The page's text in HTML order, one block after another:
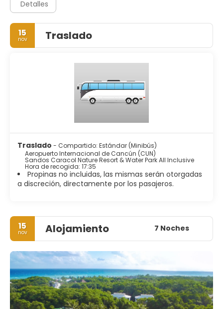
Detalles
15
nov Traslado
Traslado - Compartido: Estándar (Minibús)
Aeropuerto Internacional de Cancún (CUN)
Sandos Caracol Nature Resort & Water Park All Inclusive
Hora de recogida: 17:35
Propinas no incluidas, las mismas serán otorgadas
a discreción, directamente por los pasajeros.
15
nov Alojamiento 7 Noches